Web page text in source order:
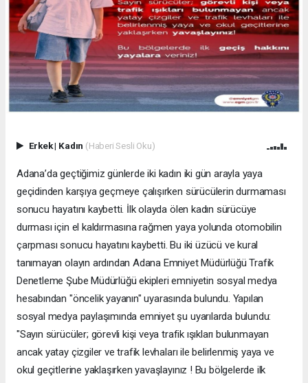
Erkek| Kadın (Haberi Sesli Oku)
Adana’da geçtiğimiz günlerde iki kadın iki gün arayla yaya
geçidinden karşıya geçmeye çalışırken sürücülerin durmaması
sonucu hayatını kaybetti. İlk olayda ölen kadın sürücüye
durması için el kaldırmasına rağmen yaya yolunda otomobilin
çarpması sonucu hayatını kaybetti. Bu iki üzücü ve kural
tanımayan olayın ardından Adana Emniyet Müdürlüğü Trafik
Denetleme Şube Müdürlüğü ekipleri emniyetin sosyal medya
hesabından "öncelik yayanın" uyarasında bulundu. Yapılan
sosyal medya paylaşımında emniyet şu uyarılarda bulundu:
"Sayın sürücüler; görevli kişi veya trafik ışıkları bulunmayan
ancak yatay çizgiler ve trafik levhaları ile belirlenmiş yaya ve
okul geçitlerine yaklaşırken yavaşlayınız ! Bu bölgelerde ilk